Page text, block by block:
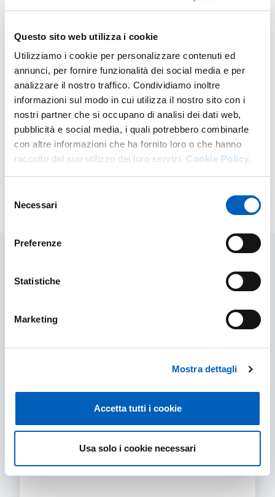
Questo sito web utilizza i cookie
Utilizziamo i cookie per personalizzare contenuti ed
annunci, per fornire funzionalità dei social media e per
analizzare il nostro traffico. Condividiamo inoltre
informazioni sul modo in cui utilizza il nostro sito con i
nostri partner che si occupano di analisi dei dati web,
pubblicità e social media, i quali potrebbero combinarle
con altre informazioni che ha fornito loro o che hanno
raccolto dal suo utilizzo dei loro servizi. Cookie Policy.
delNecessari
Preferenze
Statistiche
Marketing
Mostra dettagli
Accetta tutti i cookie
Usa solo i cookie necessari
Corso:Dialoghi di Diritto processuale civile
collettivi nella Pubblica Amministrazione”
Corso di formazione e aggiornamento perGestori
della crisi da Sovraindebitamento
Corso:
Dialoghi di Diritto processuale civile
Modificato il
Contenuti correlati
Post Laurea